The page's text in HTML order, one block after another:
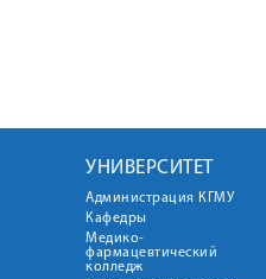
УНИВЕРСИТЕТ
Администрация КГМУ
Кафедры
Медико-
фармацевтический
колледж